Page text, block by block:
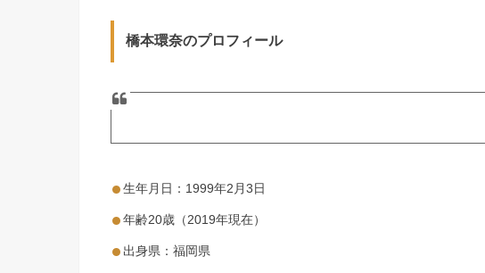
橋本環奈のプロフィール
生年月日：1999年2月3日
年齢20歳（2019年現在）
出身県：福岡県